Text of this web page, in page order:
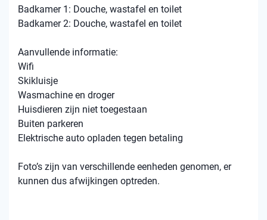
Badkamer 1: Douche, wastafel en toilet
Badkamer 2: Douche, wastafel en toilet
Aanvullende informatie:
Wifi
Skikluisje
Wasmachine en droger
Huisdieren zijn niet toegestaan
Buiten parkeren
Elektrische auto opladen tegen betaling
Foto’s zijn van verschillende eenheden genomen, er
kunnen dus afwijkingen optreden.